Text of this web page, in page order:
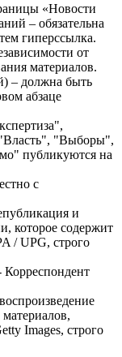
«Новости
– обязательна
гиперссылка.
от
материалов.
– должна быть
абзаце
"Выборы",
публикуются на
с
и
которое содержит
/ UPG, строго
Корреспондент
Images, строго